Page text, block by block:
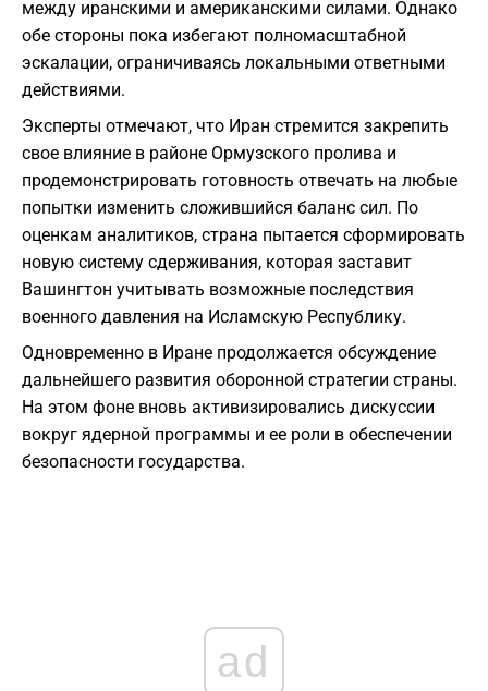
между иранскими и американскими силами. Однако
обе стороны пока избегают полномасштабной
эскалации, ограничиваясь локальными ответными
действиями.
Эксперты отмечают, что Иран стремится закрепить
свое влияние в районе Ормузского пролива и
продемонстрировать готовность отвечать на любые
попытки изменить сложившийся баланс сил. По
оценкам аналитиков, страна пытается сформировать
новую систему сдерживания, которая заставит
Вашингтон учитывать возможные последствия
военного давления на Исламскую Республику.
Одновременно в Иране продолжается обсуждение
дальнейшего развития оборонной стратегии страны.
На этом фоне вновь активизировались дискуссии
вокруг ядерной программы и ее роли в обеспечении
безопасности государства.
ad